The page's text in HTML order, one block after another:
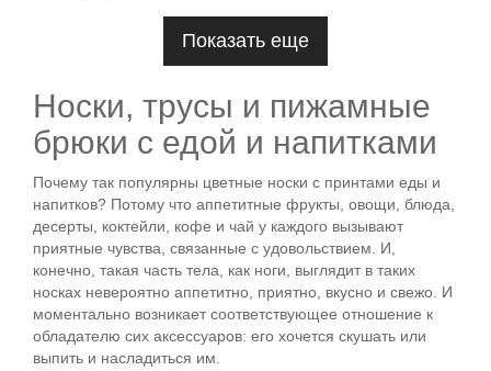
Показать еще
Носки, трусы и пижамные
брюки с едой и напитками
Почему так популярны цветные носки с принтами еды и
напитков? Потому что аппетитные фрукты, овощи, блюда,
десерты, коктейли, кофе и чай у каждого вызывают
приятные чувства, связанные с удовольствием. И,
конечно, такая часть тела, как ноги, выглядит в таких
носках невероятно аппетитно, приятно, вкусно и свежо. И
моментально возникает соответствующее отношение к
обладателю сих аксессуаров: его хочется скушать или
выпить и насладиться им.